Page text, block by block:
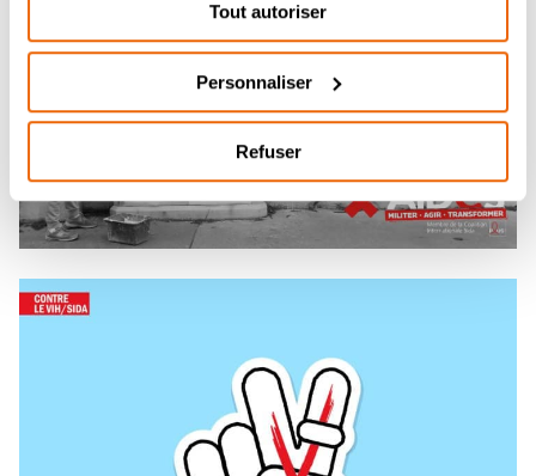
Tout autoriser
Personnaliser
Refuser